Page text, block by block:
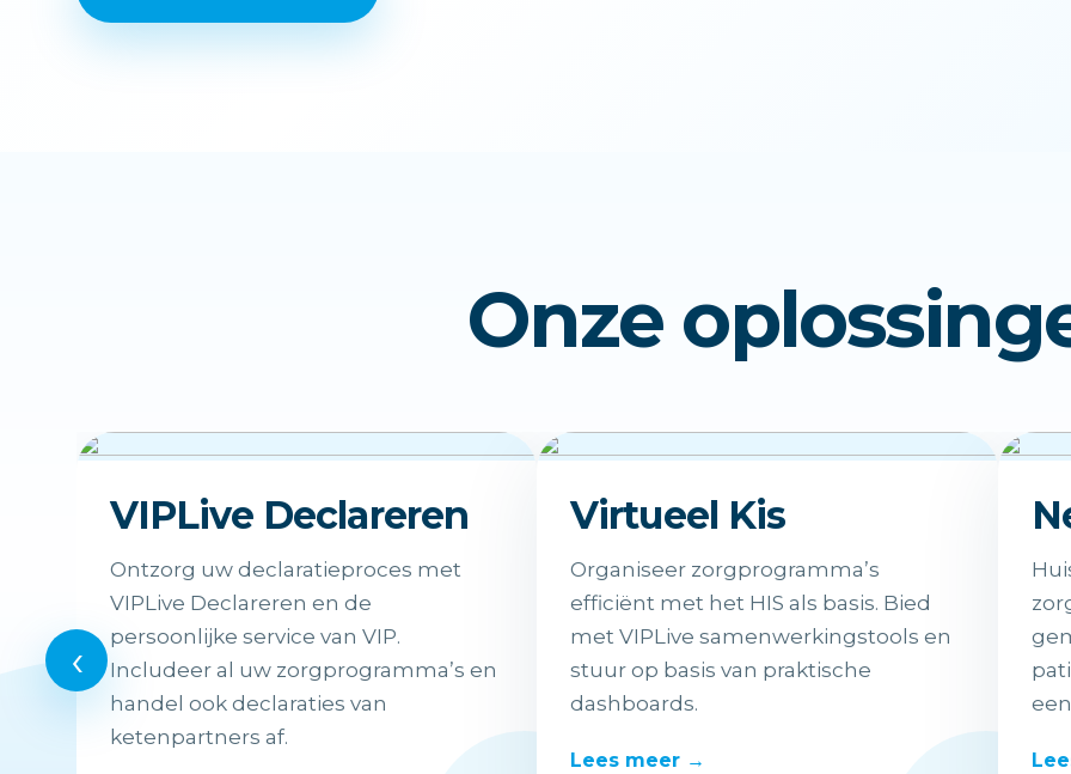
Onze
‹
VIPLive Declareren
Ontzorg uw declaratieproces met
VIPLive Declareren en de
persoonlijke service van VIP.
Includeer al uw zorgprogramma’s en
handel ook declaraties van
ketenpartners af.
Virtueel Kis
Organiseer zorgprogramma’s
efficiënt met het HIS als basis. Bied
met VIPLive samenwerkingstools en
stuur op basis van praktische
dashboards.
Lees meer →